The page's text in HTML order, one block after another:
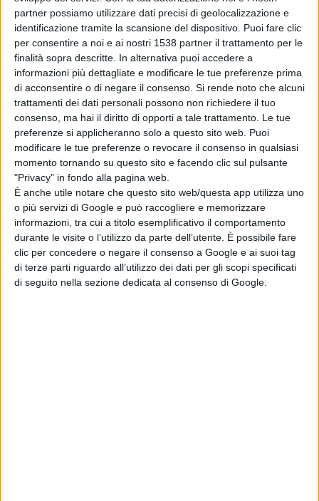
partner possiamo utilizzare dati precisi di geolocalizzazione e
identificazione tramite la scansione del dispositivo. Puoi fare clic
per consentire a noi e ai nostri 1538 partner il trattamento per le
finalità sopra descritte. In alternativa puoi accedere a
informazioni più dettagliate e modificare le tue preferenze prima
di acconsentire o di negare il consenso. Si rende noto che alcuni
trattamenti dei dati personali possono non richiedere il tuo
consenso, ma hai il diritto di opporti a tale trattamento. Le tue
preferenze si applicheranno solo a questo sito web. Puoi
modificare le tue preferenze o revocare il consenso in qualsiasi
momento tornando su questo sito e facendo clic sul pulsante
"Privacy" in fondo alla pagina web.
È anche utile notare che questo sito web/questa app utilizza uno
o più servizi di Google e può raccogliere e memorizzare
informazioni, tra cui a titolo esemplificativo il comportamento
durante le visite o l’utilizzo da parte dell’utente. È possibile fare
clic per concedere o negare il consenso a Google e ai suoi tag
di terze parti riguardo all’utilizzo dei dati per gli scopi specificati
di seguito nella sezione dedicata al consenso di Google.
l’incidente, si era dato alla fuga in direzione
Campobasso.
Circa un’ora dopo, lungo la SS 17, il personale della
Sezione Polizia Stradale e della Questura di Isernia, è
riuscito a rintracciare un furgone, identico a quello
descritto, con danni evidentemente compatibili con la
dinamica emersa dalla ricostruzione.
Il fuggitivo, un autotrasportatore sessantenne, ha